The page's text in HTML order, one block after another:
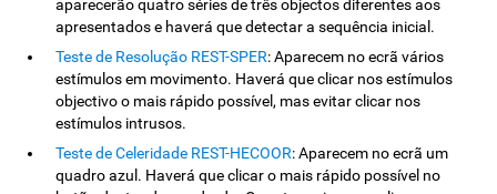
aparecerão quatro séries de três objectos diferentes aos
apresentados e haverá que detectar a sequência inicial.
Teste de Resolução REST-SPER: Aparecem no ecrã vários
estímulos em movimento. Haverá que clicar nos estímulos
objectivo o mais rápido possível, mas evitar clicar nos
estímulos intrusos.
Teste de Celeridade REST-HECOOR: Aparecem no ecrã um
quadro azul. Haverá que clicar o mais rápido possível no